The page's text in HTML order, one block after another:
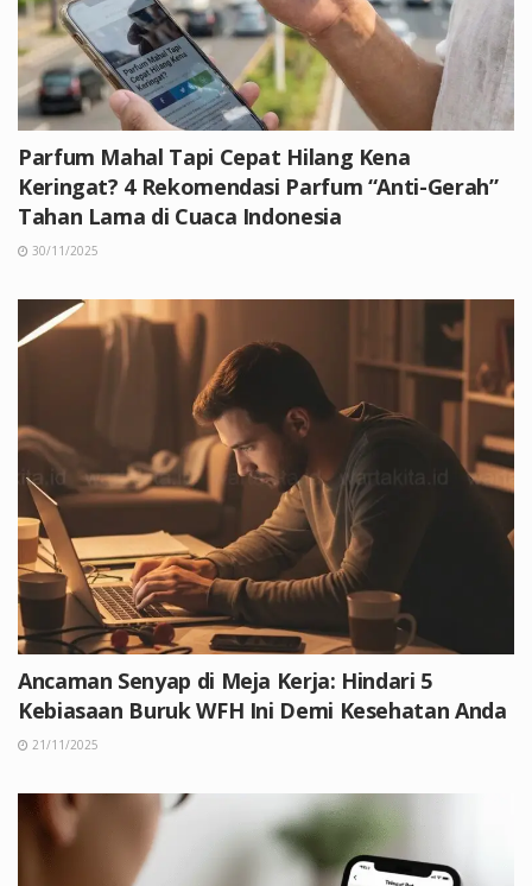
Parfum Mahal Tapi Cepat Hilang Kena
Keringat? 4 Rekomendasi Parfum “Anti-Gerah”
Tahan Lama di Cuaca Indonesia
30/11/2025
Ancaman Senyap di Meja Kerja: Hindari 5
Kebiasaan Buruk WFH Ini Demi Kesehatan Anda
21/11/2025